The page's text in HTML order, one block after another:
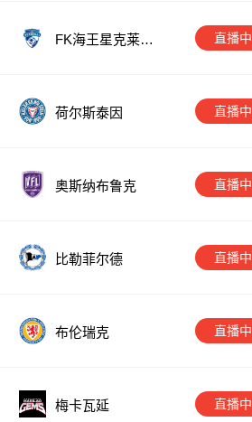
FK海王星克莱佩
直播中
荷尔斯泰因 直播中
奥斯纳布鲁克 直播中
比勒菲尔德 直播中
布伦瑞克 直播中
梅卡瓦延 直播中